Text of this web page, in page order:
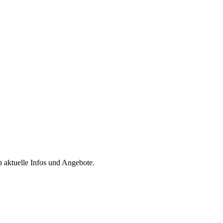
aktuelle Infos und Angebote.